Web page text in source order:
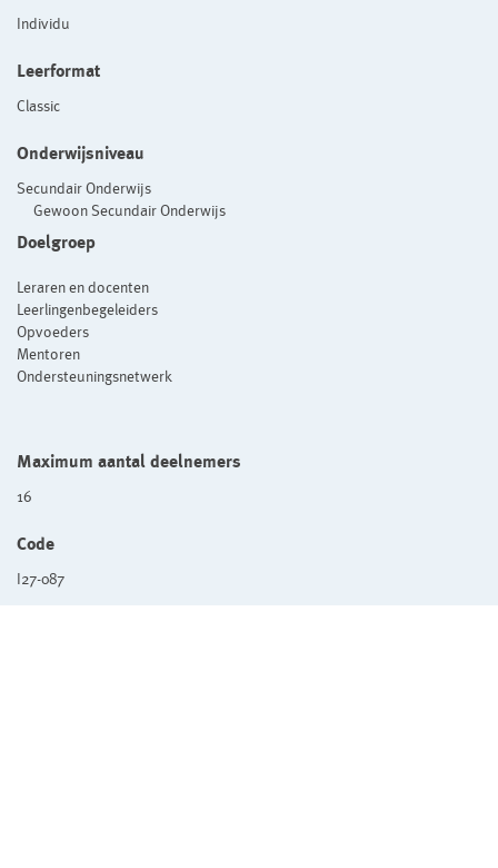
Individu
Leerformat
Classic
Onderwijsniveau
Secundair Onderwijs
Gewoon Secundair Onderwijs
Doelgroep
Leraren en docenten
Leerlingenbegeleiders
Opvoeders
Mentoren
Ondersteuningsnetwerk
Maximum aantal deelnemers
16
Code
I27-087